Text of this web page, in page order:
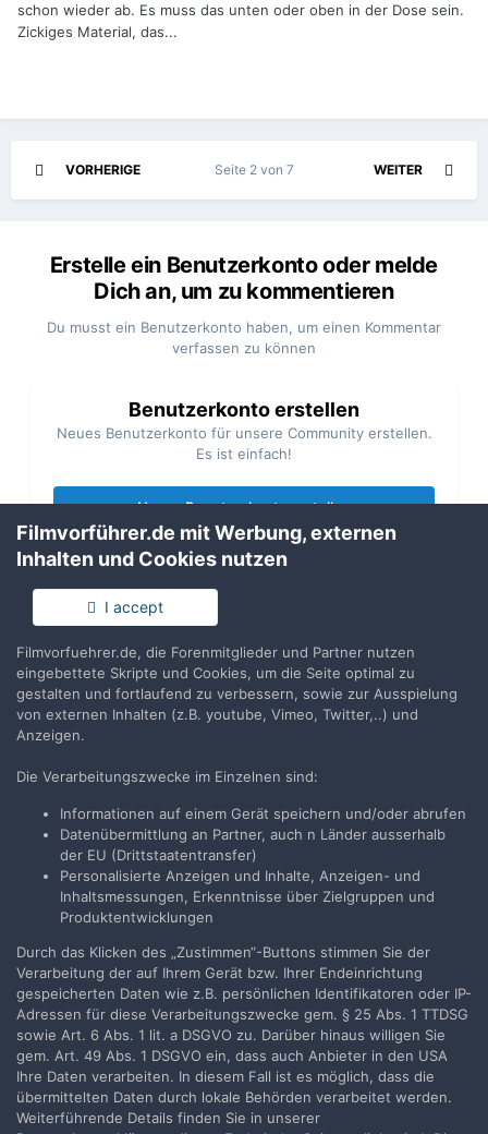
schon wieder ab. Es muss das unten oder oben in der Dose sein.
Zickiges Material, das...
VORHERIGE WEITER
Seite 2 von 7
Erstelle ein Benutzerkonto oder melde
Dich an, um zu kommentieren
Du musst ein Benutzerkonto haben, um einen Kommentar
verfassen zu können
Benutzerkonto erstellen
Neues Benutzerkonto für unsere Community erstellen.
Es ist einfach!
Neues Benutzerkonto erstellen
Du hast bereits ein Benutzerkonto? Melde Dich hier an.
Jetzt anmelden
Teilen Folgen
Zur Themenübersicht
Filmvorführer.de via Google durchsuchen:
Sprache
Impressum / Datenschutzerklärung
Nutzungsbedingungen
Realisierung: IN-Solution
Powered by Invision Community
Filmvorführer.de mit Werbung, externen
Inhalten und Cookies nutzen
I accept
Filmvorfuehrer.de, die Forenmitglieder und Partner nutzen
eingebettete Skripte und Cookies, um die Seite optimal zu
gestalten und fortlaufend zu verbessern, sowie zur Ausspielung
von externen Inhalten (z.B. youtube, Vimeo, Twitter,..) und
Anzeigen.
Die Verarbeitungszwecke im Einzelnen sind:
Informationen auf einem Gerät speichern und/oder abrufen
Datenübermittlung an Partner, auch n Länder ausserhalb
der EU (Drittstaatentransfer)
Personalisierte Anzeigen und Inhalte, Anzeigen- und
Inhaltsmessungen, Erkenntnisse über Zielgruppen und
Produktentwicklungen
Durch das Klicken des „Zustimmen“-Buttons stimmen Sie der
Verarbeitung der auf Ihrem Gerät bzw. Ihrer Endeinrichtung
gespeicherten Daten wie z.B. persönlichen Identifikatoren oder IP-
Adressen für diese Verarbeitungszwecke gem. § 25 Abs. 1 TTDSG
sowie Art. 6 Abs. 1 lit. a DSGVO zu. Darüber hinaus willigen Sie
gem. Art. 49 Abs. 1 DSGVO ein, dass auch Anbieter in den USA
Ihre Daten verarbeiten. In diesem Fall ist es möglich, dass die
übermittelten Daten durch lokale Behörden verarbeitet werden.
Weiterführende Details finden Sie in unserer